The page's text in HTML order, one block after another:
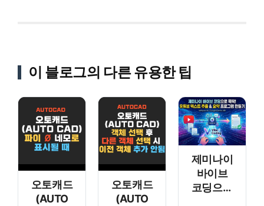
이 블로그의 다른 유용한 팁
오토캐드
(AUTO
오토캐드
(AUTO
제미나이
바이브
코딩으로